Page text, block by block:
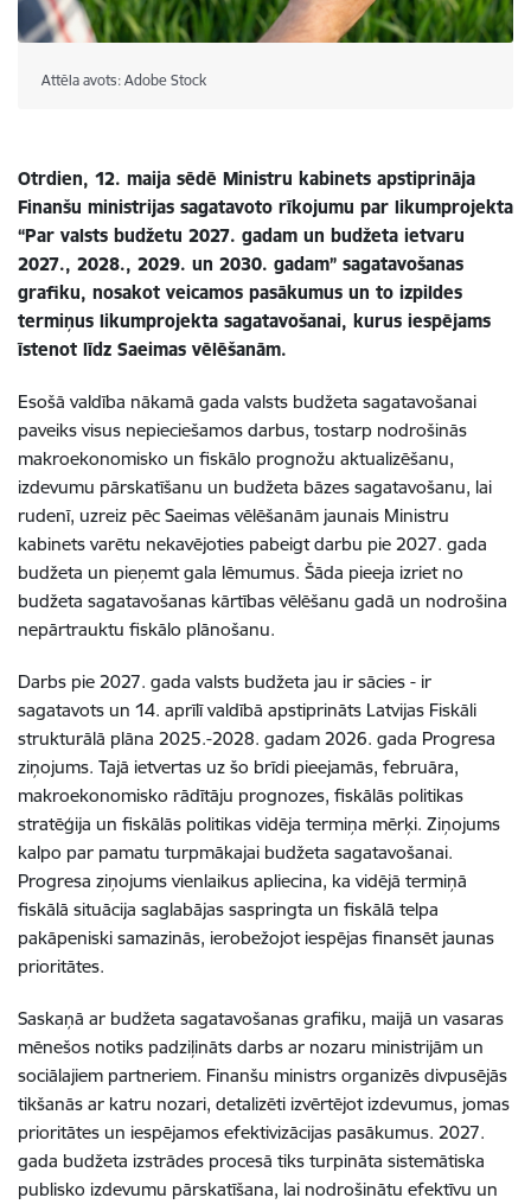
Attēla avots: Adobe Stock
Otrdien, 12. maija sēdē Ministru kabinets apstiprināja
Finanšu ministrijas sagatavoto rīkojumu par likumprojekta
“Par valsts budžetu 2027. gadam un budžeta ietvaru
2027., 2028., 2029. un 2030. gadam” sagatavošanas
grafiku, nosakot veicamos pasākumus un to izpildes
termiņus likumprojekta sagatavošanai, kurus iespējams
īstenot līdz Saeimas vēlēšanām.
Esošā valdība nākamā gada valsts budžeta sagatavošanai
paveiks visus nepieciešamos darbus, tostarp nodrošinās
makroekonomisko un fiskālo prognožu aktualizēšanu,
izdevumu pārskatīšanu un budžeta bāzes sagatavošanu, lai
rudenī, uzreiz pēc Saeimas vēlēšanām jaunais Ministru
kabinets varētu nekavējoties pabeigt darbu pie 2027. gada
budžeta un pieņemt gala lēmumus. Šāda pieeja izriet no
budžeta sagatavošanas kārtības vēlēšanu gadā un nodrošina
nepārtrauktu fiskālo plānošanu.
Darbs pie 2027. gada valsts budžeta jau ir sācies - ir
sagatavots un 14. aprīlī valdībā apstiprināts Latvijas Fiskāli
strukturālā plāna 2025.-2028. gadam 2026. gada Progresa
ziņojums. Tajā ietvertas uz šo brīdi pieejamās, februāra,
makroekonomisko rādītāju prognozes, fiskālās politikas
stratēģija un fiskālās politikas vidēja termiņa mērķi. Ziņojums
kalpo par pamatu turpmākajai budžeta sagatavošanai.
Progresa ziņojums vienlaikus apliecina, ka vidējā termiņā
fiskālā situācija saglabājas saspringta un fiskālā telpa
pakāpeniski samazinās, ierobežojot iespējas finansēt jaunas
prioritātes.
Saskaņā ar budžeta sagatavošanas grafiku, maijā un vasaras
mēnešos notiks padziļināts darbs ar nozaru ministrijām un
sociālajiem partneriem. Finanšu ministrs organizēs divpusējās
tikšanās ar katru nozari, detalizēti izvērtējot izdevumus, jomas
prioritātes un iespējamos efektivizācijas pasākumus. 2027.
gada budžeta izstrādes procesā tiks turpināta sistemātiska
publisko izdevumu pārskatīšana, lai nodrošinātu efektīvu un